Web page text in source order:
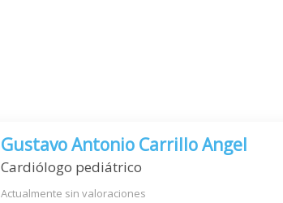
Gustavo Antonio Carrillo Angel
Cardiólogo pediátrico
Actualmente sin valoraciones